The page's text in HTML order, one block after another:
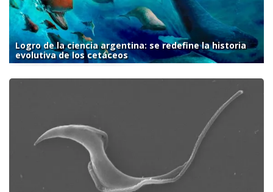
Logro de la ciencia argentina: se redefine la historia
evolutiva de los cetáceos